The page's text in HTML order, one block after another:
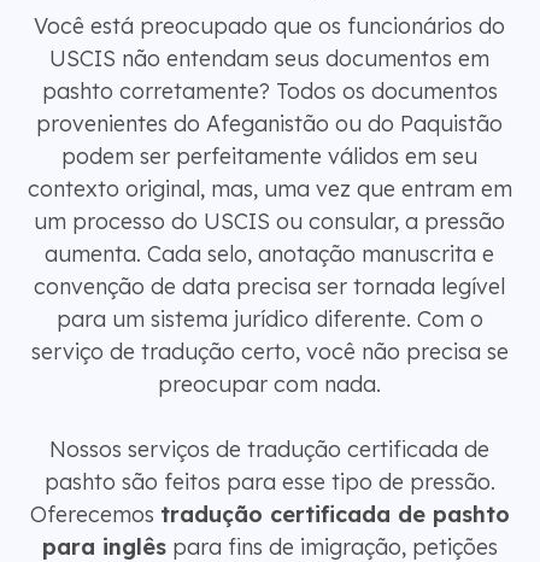
Você está preocupado que os funcionários do
USCIS não entendam seus documentos em
pashto corretamente? Todos os documentos
provenientes do Afeganistão ou do Paquistão
podem ser perfeitamente válidos em seu
contexto original, mas, uma vez que entram em
um processo do USCIS ou consular, a pressão
aumenta. Cada selo, anotação manuscrita e
convenção de data precisa ser tornada legível
para um sistema jurídico diferente. Com o
serviço de tradução certo, você não precisa se
preocupar com nada.
Nossos serviços de tradução certificada de
pashto são feitos para esse tipo de pressão.
Oferecemos tradução certificada de pashto
para inglêspara fins de imigração, petições